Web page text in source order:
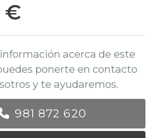
€
acerca de este
ponerte en contacto
y te ayudaremos.
981 872 620